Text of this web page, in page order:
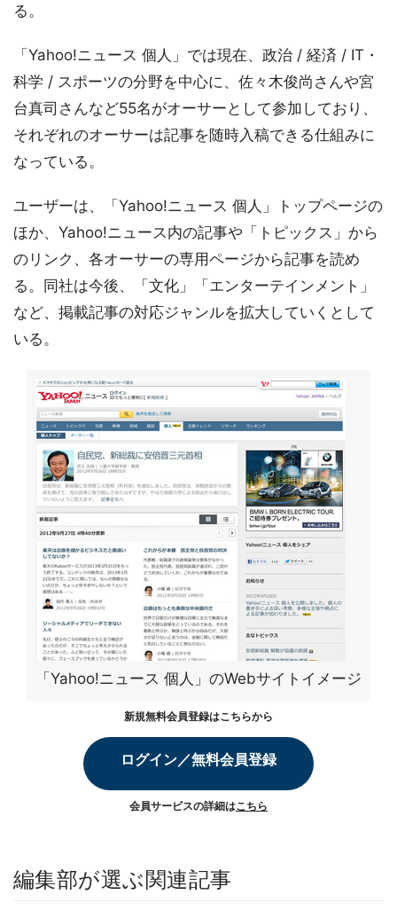
る。
「Yahoo!ニュース 個人」では現在、政治 / 経済 / IT・
科学 / スポーツの分野を中心に、佐々木俊尚さんや宮
台真司さんなど55名がオーサーとして参加しており、
それぞれのオーサーは記事を随時入稿できる仕組みに
なっている。
ユーザーは、「Yahoo!ニュース 個人」トップページの
ほか、Yahoo!ニュース内の記事や「トピックス」から
のリンク、各オーサーの専用ページから記事を読め
る。同社は今後、「文化」「エンターテインメント」
など、掲載記事の対応ジャンルを拡大していくとして
いる。
「Yahoo!ニュース 個人」のWebサイトイメージ
新規無料会員登録はこちらから
ログイン／無料会員登録
会員サービスの詳細はこちら
編集部が選ぶ関連記事